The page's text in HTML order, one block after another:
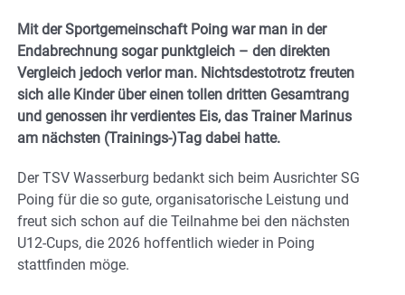
Mit der Sportgemeinschaft Poing war man in der
Endabrechnung sogar punktgleich – den direkten
Vergleich jedoch verlor man. Nichtsdestotrotz freuten
sich alle Kinder über einen tollen dritten Gesamtrang
und genossen ihr verdientes Eis, das Trainer Marinus
am nächsten (Trainings-)Tag dabei hatte.
Der TSV Wasserburg bedankt sich beim Ausrichter SG
Poing für die so gute, organisatorische Leistung und
freut sich schon auf die Teilnahme bei den nächsten
U12-Cups, die 2026 hoffentlich wieder in Poing
stattfinden möge.